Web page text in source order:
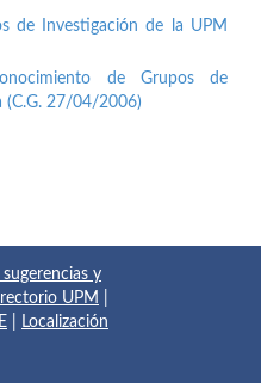
de Investigación de la UPM
de Grupos de
(C.G. 27/04/2006)
y
UPM
Localización